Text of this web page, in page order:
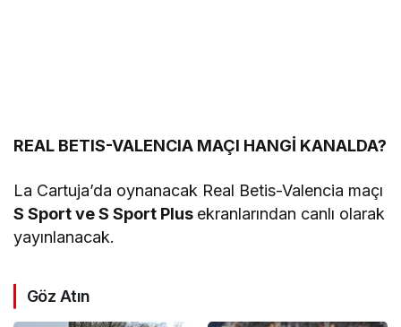
REAL BETIS-VALENCIA MAÇI HANGİ KANALDA?
La Cartuja’da oynanacak Real Betis-Valencia maçı
S Sport ve S Sport Plus ekranlarından canlı olarak
yayınlanacak.
Göz Atın